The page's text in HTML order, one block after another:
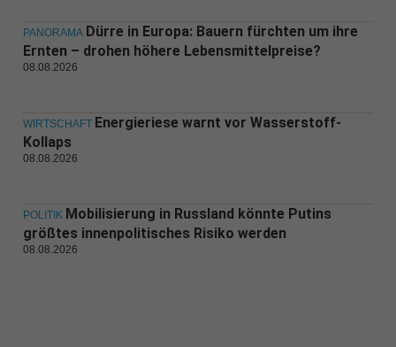
PANORAMA Dürre in Europa: Bauern fürchten um ihre
Ernten – drohen höhere Lebensmittelpreise?
08.08.2026
WIRTSCHAFT Energieriese warnt vor Wasserstoff-
Kollaps
08.08.2026
POLITIK Mobilisierung in Russland könnte Putins
größtes innenpolitisches Risiko werden
08.08.2026